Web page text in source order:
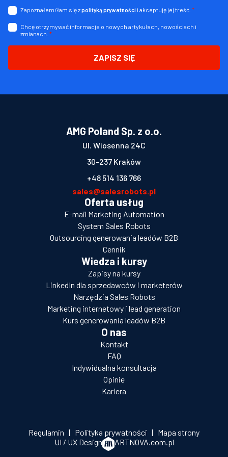
Zapoznałem/łam się zpolityką prywatności i akceptuję jej treść. *
Chcę otrzymywać informacje o nowych artykułach, nowościach i
zmianach. *
ZAPISZ SIĘ
AMG Poland Sp. z o.o.
Ul. Wiosenna 24C
30-237 Kraków
+48 514 136 766
sales@salesrobots.pl
Oferta usług
E-mail Marketing Automation
System Sales Robots
Outsourcing generowania leadów B2B
Cennik
Wiedza i kursy
Zapisy na kursy
LinkedIn dla sprzedawców i marketerów
Narzędzia Sales Robots
Marketing internetowy i lead generation
Kurs generowania leadów B2B
O nas
Kontakt
FAQ
Indywidualna konsultacja
Opinie
Kariera
Regulamin | Polityka prywatności | Mapa strony
UI / UX Design
ARTNOVA.com.pl